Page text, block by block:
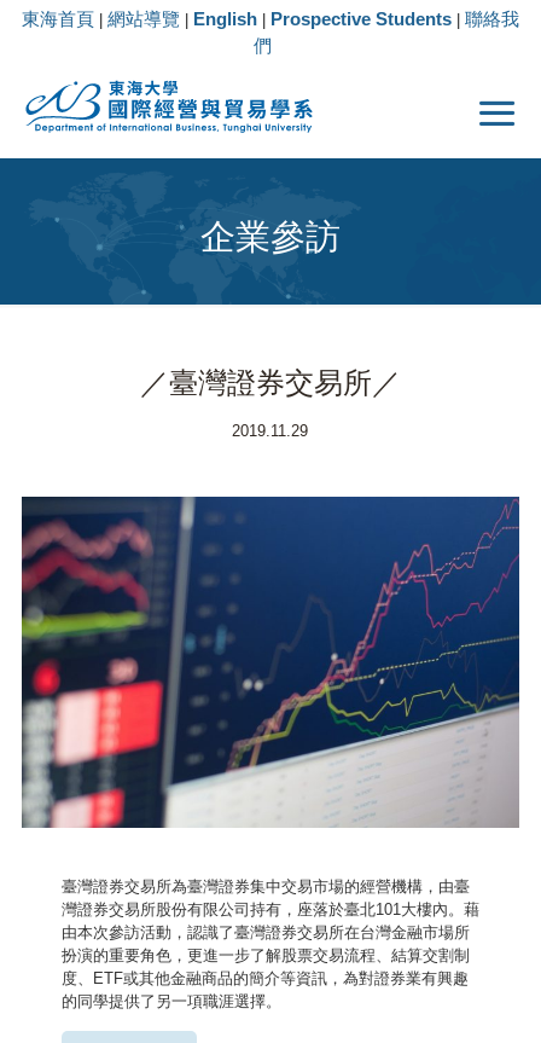
東海首頁 網站導覽 English Prospective Students
聯絡我
們
企業參訪
／臺灣證券交易所／
2019.11.29
臺灣證券交易所為臺灣證券集中交易市場的經營機構，由臺
灣證券交易所股份有限公司持有，座落於臺北101大樓內。藉
由本次參訪活動，認識了臺灣證券交易所在台灣金融市場所
扮演的重要角色，更進一步了解股票交易流程、結算交割制
度、ETF或其他金融商品的簡介等資訊，為對證券業有興趣
的同學提供了另一項職涯選擇。